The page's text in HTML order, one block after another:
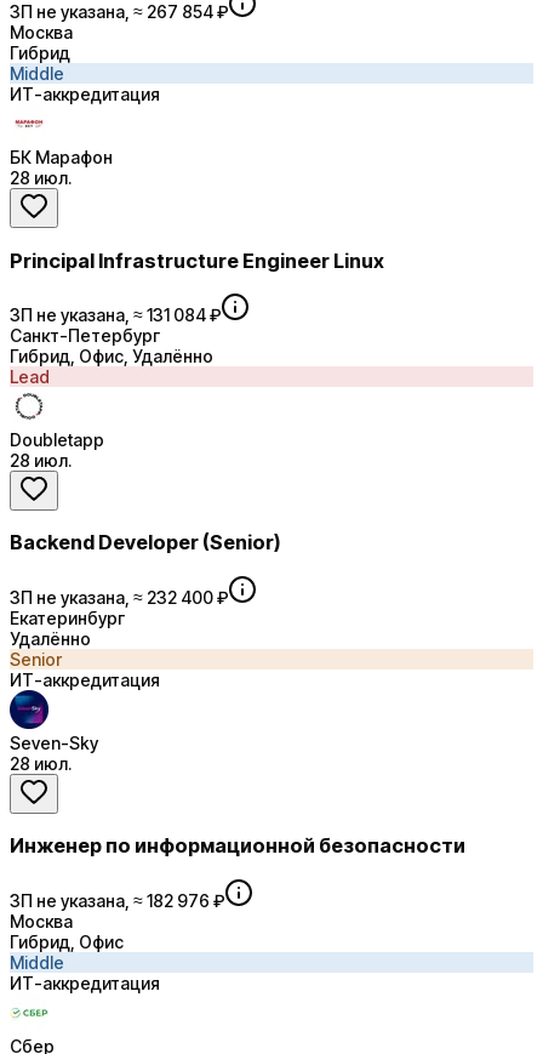
ЗП не указана, ≈ 267 854 ₽
Москва
Гибрид
Middle
ИТ-аккредитация
БК Марафон
28 июл.
Principal Infrastructure Engineer Linux
ЗП не указана, ≈ 131 084 ₽
Санкт-Петербург
Гибрид, Офис, Удалённо
Lead
Doubletapp
28 июл.
Backend Developer (Senior)
ЗП не указана, ≈ 232 400 ₽
Екатеринбург
Удалённо
Senior
ИТ-аккредитация
Seven-Sky
28 июл.
Инженер по информационной безопасности
ЗП не указана, ≈ 182 976 ₽
Москва
Гибрид, Офис
Middle
ИТ-аккредитация
Сбер